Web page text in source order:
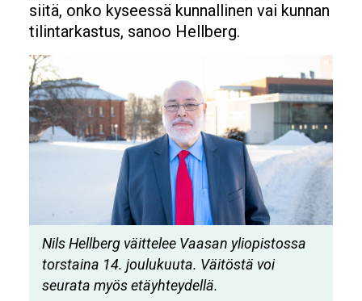
siitä, onko kyseessä kunnallinen vai kunnan
tilintarkastus, sanoo Hellberg.
Image
Nils Hellberg väittelee Vaasan yliopistossa
torstaina 14. joulukuuta. Väitöstä voi
seurata myös etäyhteydellä.